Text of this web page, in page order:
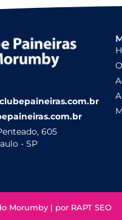
605
- SP
Morumby | por RAPT SEO